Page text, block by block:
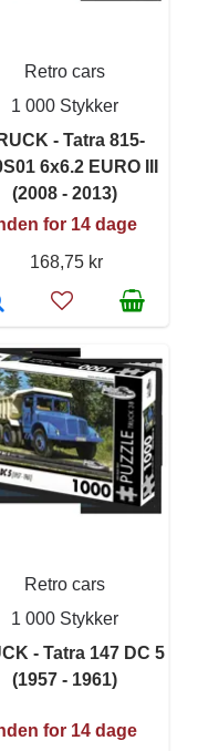
Retro cars
1 000 Stykker
- Tatra 815-
6x6.2 EURO III
(2008 - 2013)
for 14 dage
168,75 kr
Retro cars
1 000 Stykker
- Tatra 147 DC 5
(1957 - 1961)
for 14 dage